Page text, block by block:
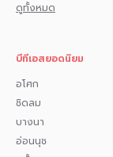
ดูทั้งหมด
บีทีเอสยอดนิยม
อโศก
ชิดลม
บางนา
อ่อนนุช